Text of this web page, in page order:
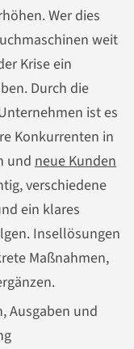
Wer dies
weit
Krise ein
Durch die
ist es
Konkurrenten in
und neue Kunden
verschiedene
ein klares
Insellösungen
Maßnahmen,
Ausgaben und